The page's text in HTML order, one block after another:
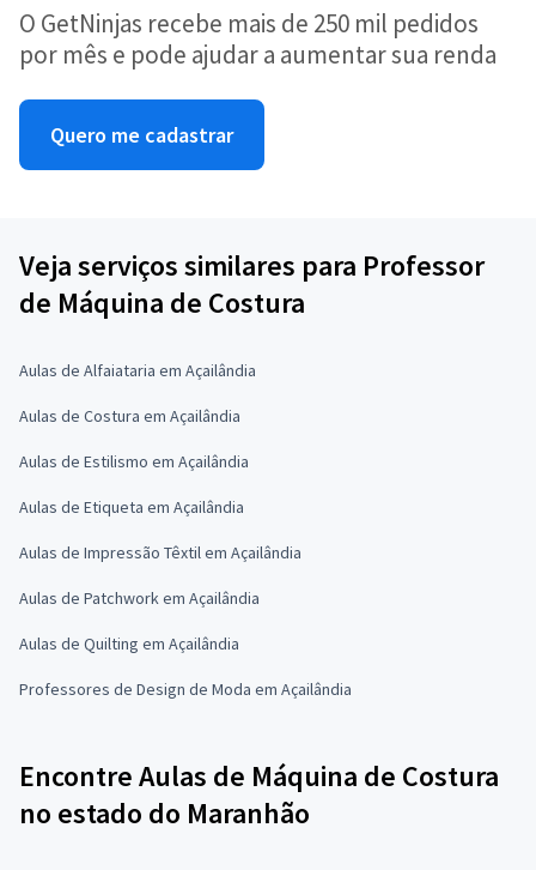
O GetNinjas recebe mais de 250 mil pedidos
por mês e pode ajudar a aumentar sua renda
Quero me cadastrar
Veja serviços similares para Professor
de Máquina de Costura
Aulas de Alfaiataria em Açailândia
Aulas de Costura em Açailândia
Aulas de Estilismo em Açailândia
Aulas de Etiqueta em Açailândia
Aulas de Impressão Têxtil em Açailândia
Aulas de Patchwork em Açailândia
Aulas de Quilting em Açailândia
Professores de Design de Moda em Açailândia
Encontre Aulas de Máquina de Costura
no estado do Maranhão